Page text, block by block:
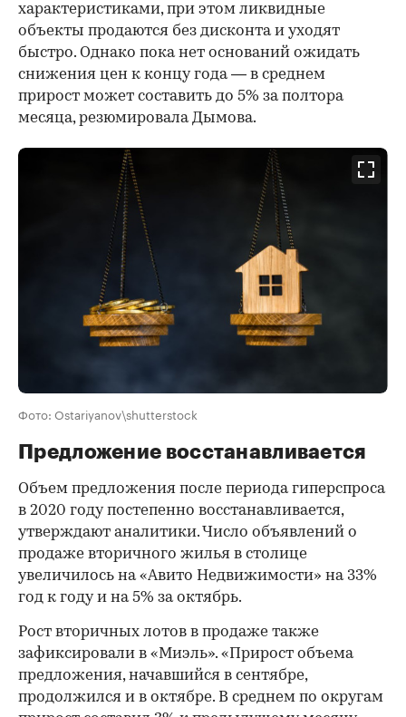
характеристиками, при этом ликвидные
объекты продаются без дисконта и уходят
быстро. Однако пока нет оснований ожидать
снижения цен к концу года — в среднем
прирост может составить до 5% за полтора
месяца, резюмировала Дымова.
Фото: Ostariyanov\shutterstock
Предложение восстанавливается
Объем предложения после периода гиперспроса
в 2020 году постепенно восстанавливается,
утверждают аналитики. Число объявлений о
продаже вторичного жилья в столице
увеличилось на «Авито Недвижимости» на 33%
год к году и на 5% за октябрь.
Рост вторичных лотов в продаже также
зафиксировали в «Миэль». «Прирост объема
предложения, начавшийся в сентябре,
продолжился и в октябре. В среднем по округам